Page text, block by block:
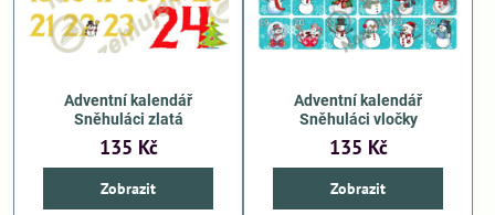
Adventní kalendář
Sněhuláci zlatá
135 Kč
Zobrazit
Adventní kalendář
Sněhuláci vločky
135 Kč
Zobrazit